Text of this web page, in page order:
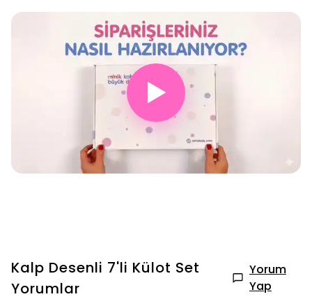
▶
Kalp Desenli 7'li Külot Set
Yorumlar
Yorum
Yap